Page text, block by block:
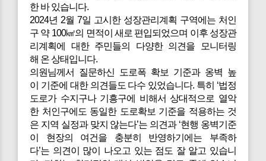
한 바 있습니다.
2024년 2월 7일 고시한 성장관리계획 구역에는 처인
구 약 100㎢의 면적이 새로 편입되었으며 이후 성장관
리계획에 대한 주민들의 다양한 의견을 모니터링
해 온 상태입니다.
의원님께서 질문하신 도로폭 확보 기준과 옹벽 높
이 기준에 대한 의견들도 다수 있었습니다. 특히 ‘법정
도로가 수지구나 기흥구에 비해서 상대적으로 열악
한 처인구에도 동일한 도로확보 기준을 적용하는 것
은 지역 실정과 맞지 않는다’는 의견과 ‘현행 옹벽기준
이 현장의 여건을 충분히 반영하기에는 부족하
다’는 의견이 많이 나오고 있는 점도 잘 알고 있습니